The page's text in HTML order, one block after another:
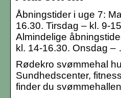
Åbningstider i uge 7:
16.30. Tirsdag – kl. 9-
Almindelige
kl. 14-16.30. Onsdag –
Rødekro svømmehal
Sundhedscenter,
finder du